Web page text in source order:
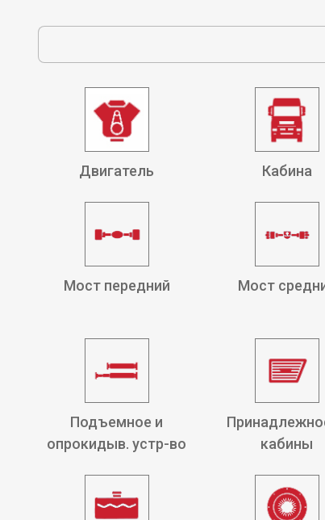
Двигатель Кабина
Мост передний Мост
Подъемное и
опрокидыв. устр-во
кабины